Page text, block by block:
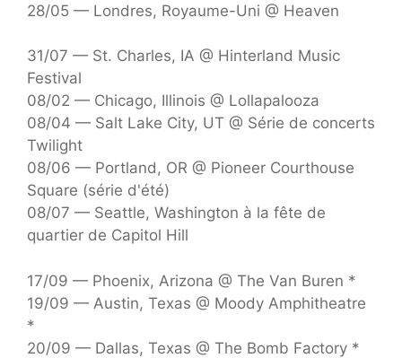
28/05 — Londres, Royaume-Uni @ Heaven
31/07 — St. Charles, IA @ Hinterland Music
Festival
08/02 — Chicago, Illinois @ Lollapalooza
08/04 — Salt Lake City, UT @ Série de concerts
Twilight
08/06 — Portland, OR @ Pioneer Courthouse
Square (série d'été)
08/07 — Seattle, Washington à la fête de
quartier de Capitol Hill
17/09 — Phoenix, Arizona @ The Van Buren *
19/09 — Austin, Texas @ Moody Amphitheatre
*
20/09 — Dallas, Texas @ The Bomb Factory *